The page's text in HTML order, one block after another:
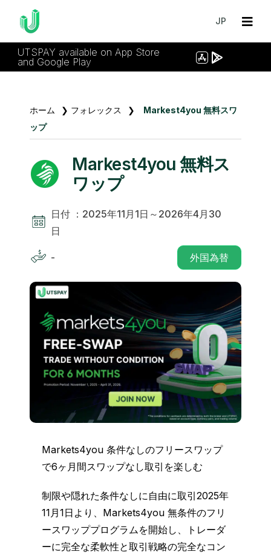
JP
UTSPAY available on App Store
and Google Play
ホーム ❯ フォレックス ❯
Markest4you 無料スワ
ップ
Markest4you 無料ス
ワップ
日付 ：2025年11月1日～2026年4月30
日
- 外国為替
Markets4you 条件なしのフリースワップ
で6ヶ月間スワップなし取引を楽しむ
制限や隠れた条件なしに自由に取引2025年
11月1日より、Markets4you 無条件のフリ
ースワッププログラムを開始し、トレーダ
ーに完全な柔軟性と取引戦略の完全なコン